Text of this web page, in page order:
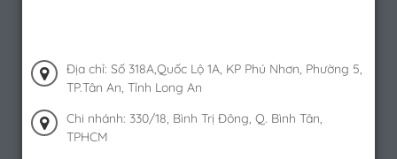
Địa chỉ: Số 318A,Quốc Lộ 1A, KP Phú Nhơn, Phường 5,
TP.Tân An, Tỉnh Long An
Chi nhánh: 330/18, Bình Trị Đông, Q. Bình Tân,
TPHCM